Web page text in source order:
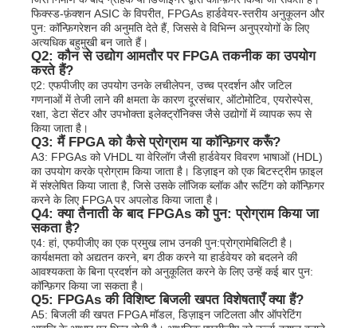
फिक्स्ड-फ़ंक्शन ASIC के विपरीत, FPGAs हार्डवेयर-स्तरीय अनुकूलन और
पुन: कॉन्फ़िगरेशन की अनुमति देते हैं, जिससे वे विभिन्न अनुप्रयोगों के लिए
अत्यधिक बहुमुखी बन जाते हैं।
Q2: कौन से उद्योग आमतौर पर FPGA तकनीक का उपयोग
करते हैं?
ए2: एफपीजीए का उपयोग उनके लचीलेपन, उच्च प्रदर्शन और जटिल
गणनाओं में तेजी लाने की क्षमता के कारण दूरसंचार, ऑटोमोटिव, एयरोस्पेस,
रक्षा, डेटा सेंटर और उपभोक्ता इलेक्ट्रॉनिक्स जैसे उद्योगों में व्यापक रूप से
किया जाता है।
Q3: मैं FPGA को कैसे प्रोग्राम या कॉन्फ़िगर करूँ?
A3: FPGAs को VHDL या वेरिलॉग जैसी हार्डवेयर विवरण भाषाओं (HDL)
का उपयोग करके प्रोग्राम किया जाता है। डिज़ाइन को एक बिटस्ट्रीम फ़ाइल
में संश्लेषित किया जाता है, जिसे उसके लॉजिक ब्लॉक और रूटिंग को कॉन्फ़िगर
करने के लिए FPGA पर अपलोड किया जाता है।
Q4: क्या तैनाती के बाद FPGAs को पुन: प्रोग्राम किया जा
सकता है?
ए4: हां, एफपीजीए का एक प्रमुख लाभ उनकी पुन:प्रोग्रामेबिलिटी है।
कार्यक्षमता को अद्यतन करने, बग ठीक करने या हार्डवेयर को बदलने की
आवश्यकता के बिना प्रदर्शन को अनुकूलित करने के लिए उन्हें कई बार पुन:
कॉन्फ़िगर किया जा सकता है।
Q5: FPGAs की विशिष्ट बिजली खपत विशेषताएँ क्या हैं?
A5: बिजली की खपत FPGA मॉडल, डिज़ाइन जटिलता और ऑपरेटिंग